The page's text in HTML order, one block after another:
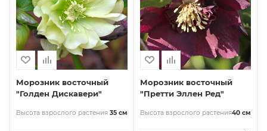
Морозник восточный
"Голден Дискавери"
Высота взрослого растения 35 см
Морозник восточный
"Претти Эллен Ред"
Высота взрослого растения40 см